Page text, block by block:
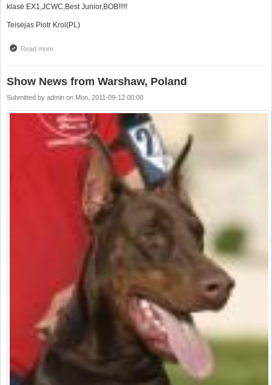
klasė EX1,JCWC,Best Junior,BOB!!!!!
Teisėjas Piotr Krol(PL)
Read moreabout Geros naujienos iš Lenkijos,Waršuva
Show News from Warshaw, Poland
Submitted by admin on Mon, 2011-09-12 00:00